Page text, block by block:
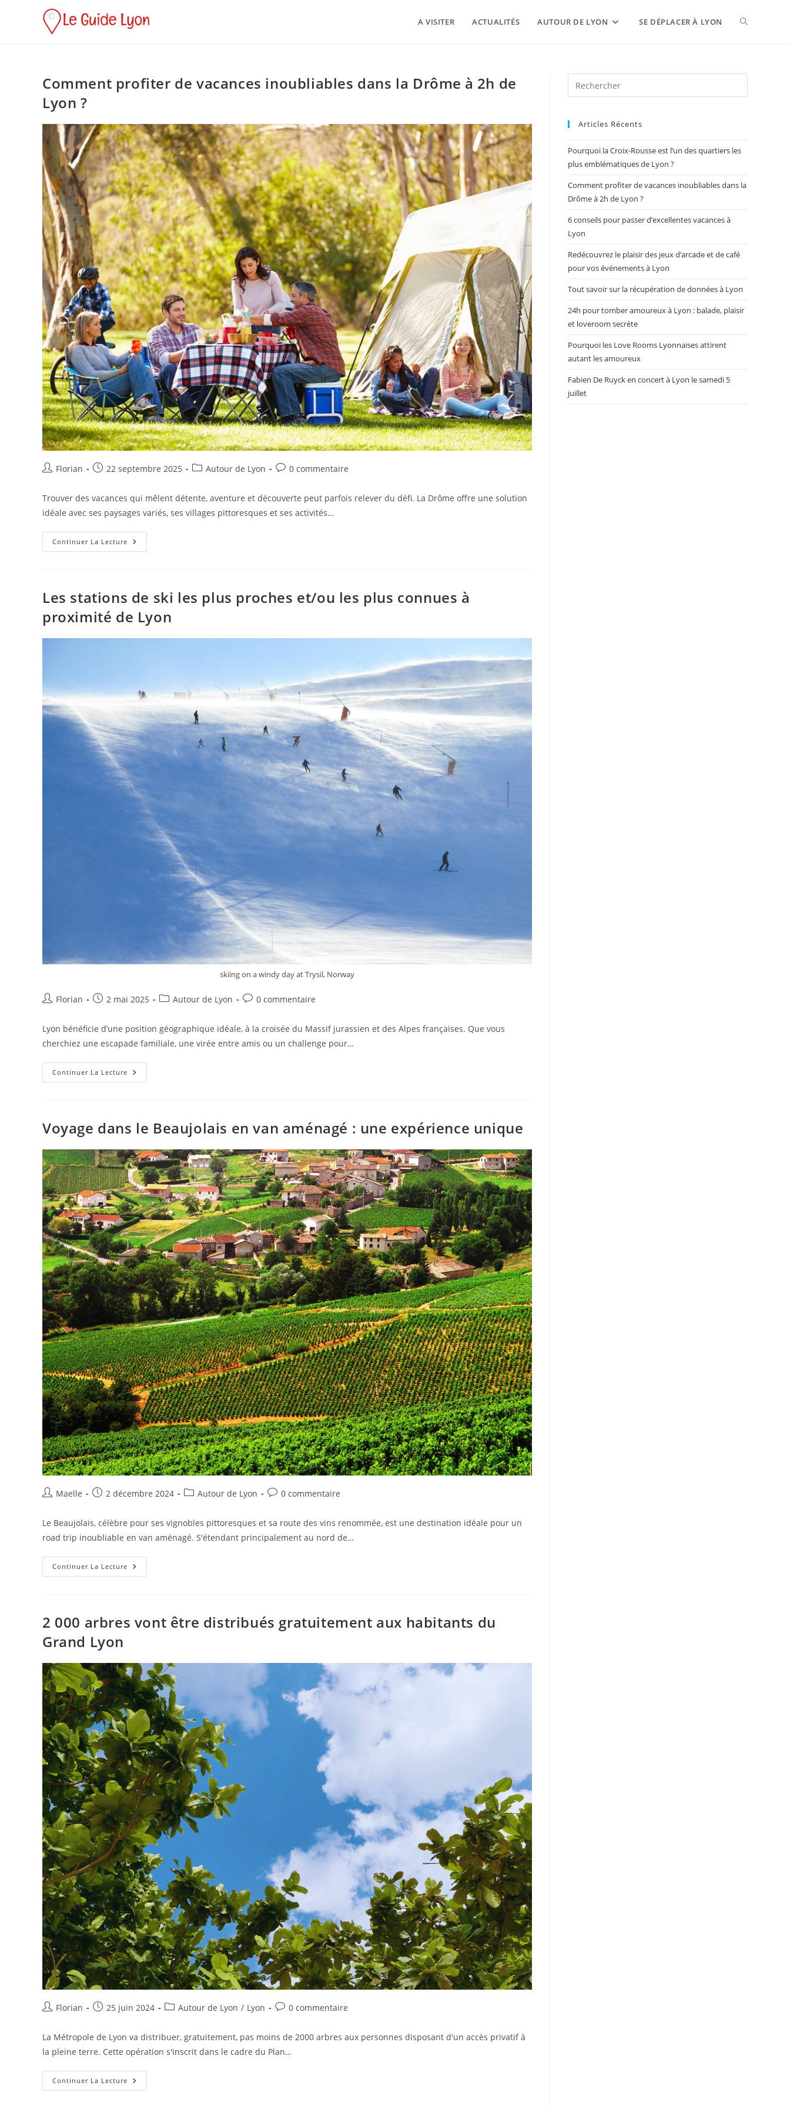
A VISITER ACTUALITÉS AUTOUR DE LYON SE DÉPLACER À LYON
Comment profiter de vacances inoubliables dans la Drôme à 2h de
Lyon ?
Florian 22 septembre 2025 Autour de Lyon 0 commentaire
Trouver des vacances qui mêlent détente, aventure et découverte peut parfois relever du défi. La Drôme offre une solution
idéale avec ses paysages variés, ses villages pittoresques et ses activités…
Continuer La Lecture
Les stations de ski les plus proches et/ou les plus connues à
proximité de Lyon
skiing on a windy day at Trysil, Norway
Florian 2 mai 2025 Autour de Lyon 0 commentaire
Lyon bénéficie d’une position géographique idéale, à la croisée du Massif jurassien et des Alpes françaises. Que vous
cherchiez une escapade familiale, une virée entre amis ou un challenge pour…
Continuer La Lecture
Voyage dans le Beaujolais en van aménagé : une expérience unique
Maelle 2 décembre 2024 Autour de Lyon 0 commentaire
Le Beaujolais, célèbre pour ses vignobles pittoresques et sa route des vins renommée, est une destination idéale pour un
road trip inoubliable en van aménagé. S'étendant principalement au nord de…
Continuer La Lecture
2 000 arbres vont être distribués gratuitement aux habitants du
Grand Lyon
Florian 25 juin 2024 Autour de Lyon / Lyon 0 commentaire
La Métropole de Lyon va distribuer, gratuitement, pas moins de 2000 arbres aux personnes disposant d'un accès privatif à
la pleine terre. Cette opération s'inscrit dans le cadre du Plan…
Continuer La Lecture
Articles Récents
Pourquoi la Croix-Rousse est l’un des quartiers les
plus emblématiques de Lyon ?
Comment profiter de vacances inoubliables dans la
Drôme à 2h de Lyon ?
6 conseils pour passer d’excellentes vacances à
Lyon
Redécouvrez le plaisir des jeux d’arcade et de café
pour vos événements à Lyon
Tout savoir sur la récupération de données à Lyon
24h pour tomber amoureux à Lyon : balade, plaisir
et loveroom secrète
Pourquoi les Love Rooms Lyonnaises attirent
autant les amoureux
Fabien De Ruyck en concert à Lyon le samedi 5
juillet